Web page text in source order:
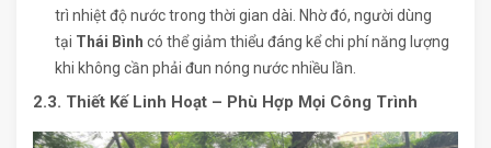
trì nhiệt độ nước trong thời gian dài. Nhờ đó, người dùng
tại Thái Bình có thể giảm thiểu đáng kể chi phí năng lượng
khi không cần phải đun nóng nước nhiều lần.
2.3. Thiết Kế Linh Hoạt – Phù Hợp Mọi Công Trình